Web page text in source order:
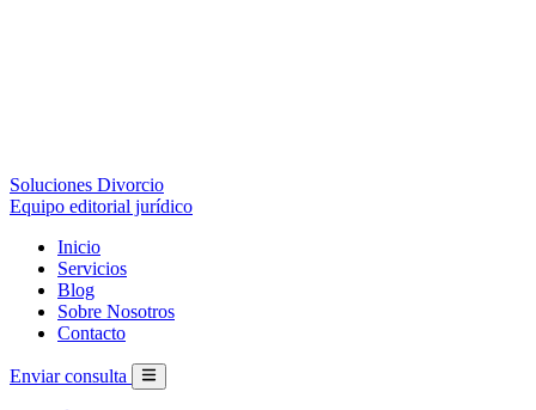
Soluciones Divorcio
Equipo editorial jurídico
Inicio
Servicios
Blog
Sobre Nosotros
Contacto
Enviar consulta